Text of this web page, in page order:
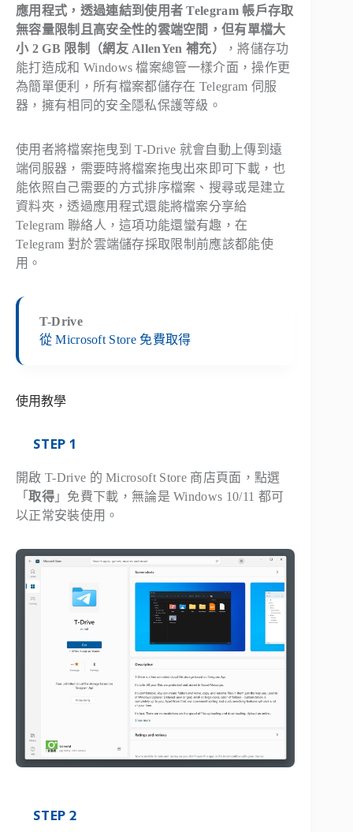
應用程式，透過連結到使用者 Telegram 帳戶存取
無容量限制且高安全性的雲端空間，但有單檔大
小 2 GB 限制（網友 AllenYen 補充）
，將儲存功
能打造成和 Windows 檔案總管一樣介面，操作更
為簡單便利，所有檔案都儲存在 Telegram 伺服
器，擁有相同的安全隱私保護等級。
使用者將檔案拖曳到 T-Drive 就會自動上傳到遠
端伺服器，需要時將檔案拖曳出來即可下載，也
能依照自己需要的方式排序檔案、搜尋或是建立
資料夾，透過應用程式還能將檔案分享給
Telegram 聯絡人，這項功能還蠻有趣，在
Telegram 對於雲端儲存採取限制前應該都能使
用。
T-Drive
從 Microsoft Store 免費取得
使用教學
STEP 1
開啟 T-Drive 的 Microsoft Store 商店頁面，點選
「取得」免費下載，無論是 Windows 10/11 都可
以正常安裝使用。
STEP 2